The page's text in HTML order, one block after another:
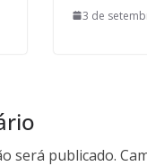
3 de
será publicado.